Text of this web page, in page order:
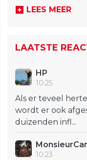
LEES MEER
LAATSTE
HP
10:25
Als er teveel
wordt er ook
duizenden infl...
10:23